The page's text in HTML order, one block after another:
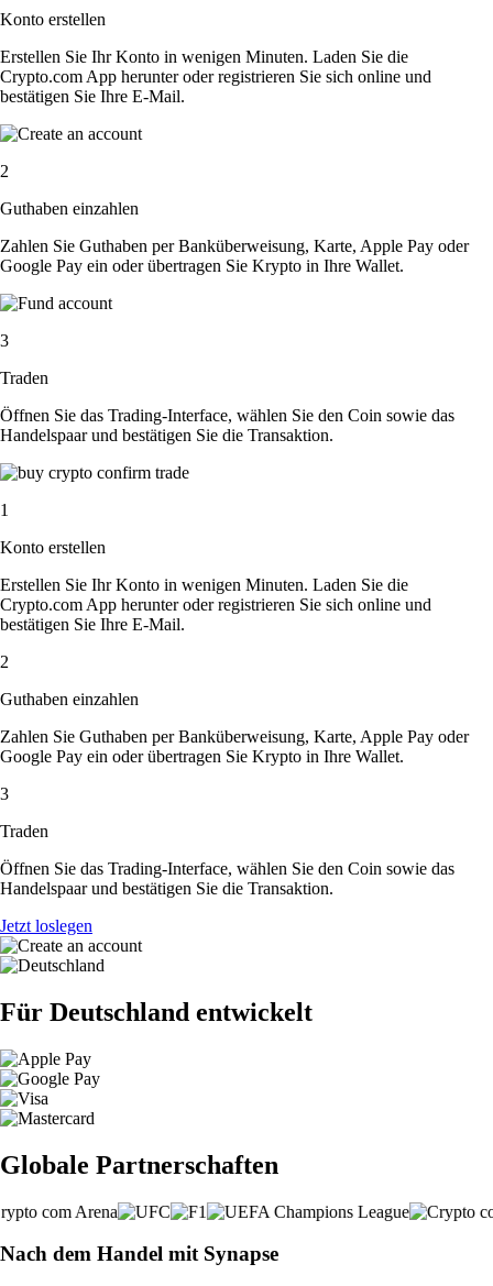
Konto erstellen
Erstellen Sie Ihr Konto in wenigen Minuten. Laden Sie die
Crypto.com App herunter oder registrieren Sie sich online und
bestätigen Sie Ihre E-Mail.
2
Guthaben einzahlen
Zahlen Sie Guthaben per Banküberweisung, Karte, Apple Pay oder
Google Pay ein oder übertragen Sie Krypto in Ihre Wallet.
3
Traden
Öffnen Sie das Trading-Interface, wählen Sie den Coin sowie das
Handelspaar und bestätigen Sie die Transaktion.
1
Konto erstellen
Erstellen Sie Ihr Konto in wenigen Minuten. Laden Sie die
Crypto.com App herunter oder registrieren Sie sich online und
bestätigen Sie Ihre E-Mail.
2
Guthaben einzahlen
Zahlen Sie Guthaben per Banküberweisung, Karte, Apple Pay oder
Google Pay ein oder übertragen Sie Krypto in Ihre Wallet.
3
Traden
Öffnen Sie das Trading-Interface, wählen Sie den Coin sowie das
Handelspaar und bestätigen Sie die Transaktion.
Jetzt loslegen
Für Deutschland entwickelt
Globale Partnerschaften
Nach dem Handel mit Synapse